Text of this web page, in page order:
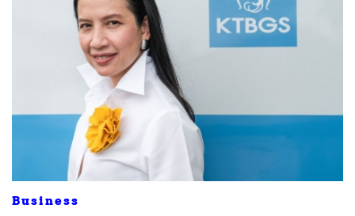
Business